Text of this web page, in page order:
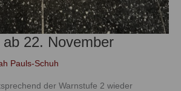
22. November
Pauls-Schuh
der Warnstufe 2 wieder